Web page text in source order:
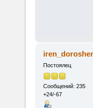
Постоялец
Сообщений: 235
+24/-67